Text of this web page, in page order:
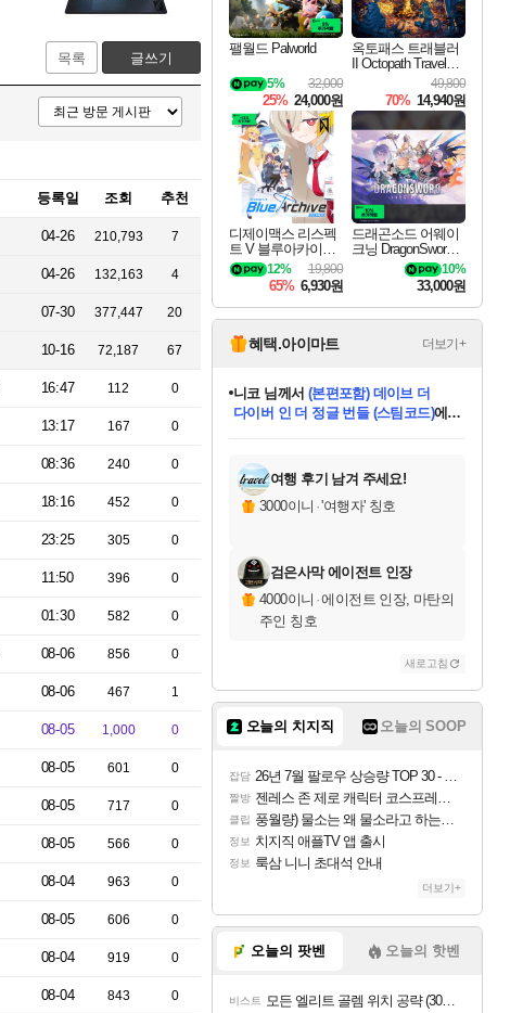
목록 글쓰기
등록일 조회 추천
04-26 210,793 7
04-26 132,163 4
07-30 377,447 20
10-16 72,187 67
16:47 112 0
13:17 167 0
08:36 240 0
18:16 452 0
23:25 305 0
11:50 396 0
01:30 582 0
08-06 856 0
08-06 467 1
08-05 1,000 0
08-05 601 0
08-05 717 0
08-05 566 0
08-04 963 0
08-05 606 0
08-04 919 0
08-04 843 0
팰월드 Palworld
32,000
5%
25% 24,000원
옥토패스 트래블러
II Octopath Traveler I
49,800
70% 14,940원
디제이맥스 리스펙
트 V 블루아카이브
팩 DJMAX RESPE
CT V Blue Archive P
ack DLC
19,800
12%
65% 6,930원
드래곤소드 어웨이
크닝 DragonSword A
10%
33,000원
혜택.아이마트 더보기+
교환.
당첨되셨습니다.
니코님께서 (본편포함) 데이브 더
다이버 인 더 정글 번들 (스팀코드)에
당첨되셨습니다.
당첨되셨습니다.
당첨되셨습니다.
당첨되셨습니다.
당첨되셨습니다.
에디션 (스팀코드) 를 교환.
당첨되셨습니다.
여행 후기 남겨 주세요!
3000이니 ·'여행자' 칭호
검은사막 에이전트 인장
4000이니 ·에이전트 인장, 마탄의
주인 칭호
새로고침
오늘의 치지직 오늘의 SOOP
잡담 26년 7월 팔로우 상승량 TOP 30 - 월간 치지직
짤방 젠레스 존 제로 캐릭터 코스프레한 꽁주
클립 풍월량) 물소는 왜 물소라고 하는거야? 아! 그만 ㅋㅋ
정보 치지직 애플TV 앱 출시
정보 룩삼 니니 초대석 안내
더보기+
오늘의 팟벤 오늘의 핫벤
비스트 모든 엘리트 골렘 위치 공략 (30개) - 방랑 결투가